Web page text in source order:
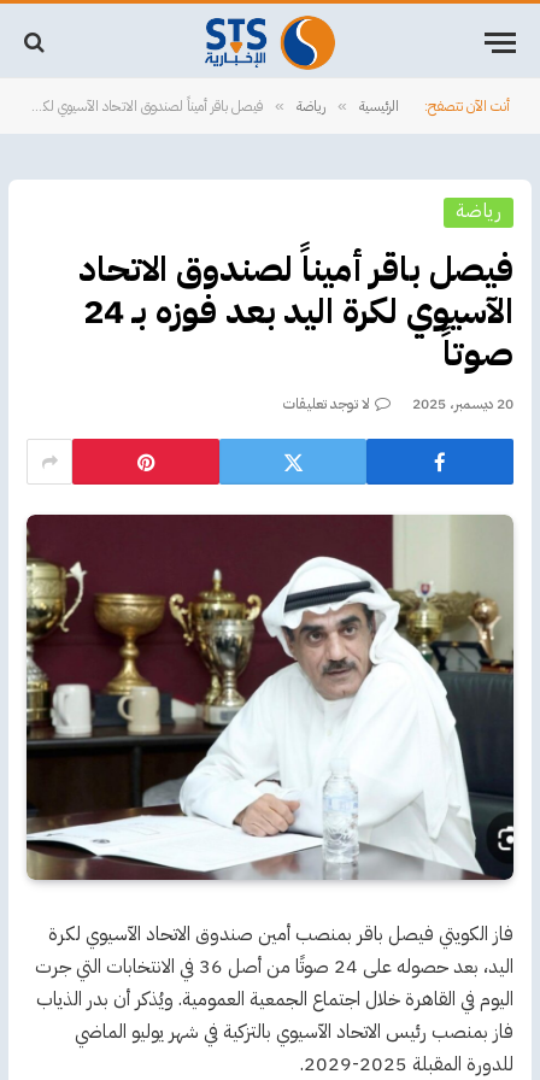
أنت الآن تتصفح: الرئيسية » رياضة » فيصل باقر أميناً لصندوق الاتحاد الآسيوي لكرة اليد بعد فوزه بـ 24 صوتاً
رياضة
فيصل باقر أميناً لصندوق الاتحاد
الآسيوي لكرة اليد بعد فوزه بـ 24
صوتاً
20 ديسمبر، 2025 لا توجد تعليقات
فاز الكويتي فيصل باقر بمنصب أمين صندوق الاتحاد الآسيوي لكرة
اليد، بعد حصوله على 24 صوتًا من أصل 36 في الانتخابات التي جرت
اليوم في القاهرة خلال اجتماع الجمعية العمومية. ويُذكر أن بدر الذياب
فاز بمنصب رئيس الاتحاد الآسيوي بالتزكية في شهر يوليو الماضي
للدورة المقبلة 2025-2029.